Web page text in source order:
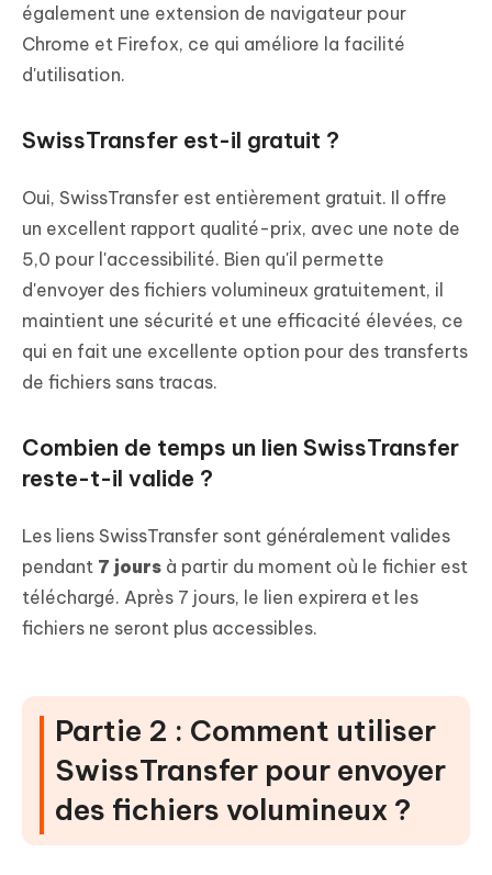
également une extension de navigateur pour
Chrome et Firefox, ce qui améliore la facilité
d'utilisation.
SwissTransfer est-il gratuit ?
Oui, SwissTransfer est entièrement gratuit. Il offre
un excellent rapport qualité-prix, avec une note de
5,0 pour l'accessibilité. Bien qu'il permette
d'envoyer des fichiers volumineux gratuitement, il
maintient une sécurité et une efficacité élevées, ce
qui en fait une excellente option pour des transferts
de fichiers sans tracas.
Combien de temps un lien SwissTransfer
reste-t-il valide ?
Les liens SwissTransfer sont généralement valides
pendant 7 jours à partir du moment où le fichier est
téléchargé. Après 7 jours, le lien expirera et les
fichiers ne seront plus accessibles.
Partie 2 : Comment utiliser
SwissTransfer pour envoyer
des fichiers volumineux ?